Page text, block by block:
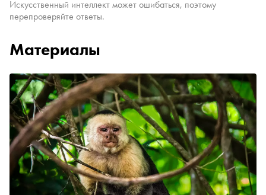
Искусственный интеллект может ошибаться, поэтому
перепроверяйте ответы.
Материалы